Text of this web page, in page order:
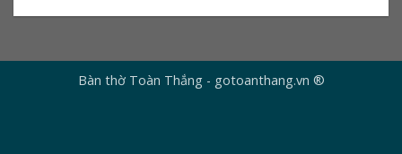
Bàn thờ Toàn Thắng - gotoanthang.vn ®